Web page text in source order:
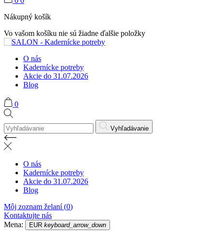
Nákupný košík
Vo vašom košíku nie sú žiadne ďalšie položky
O nás
Kadernícke potreby
Akcie do 31.07.2026
Blog
0
Vyhľadávanie
O nás
Kadernícke potreby
Akcie do 31.07.2026
Blog
Môj zoznam želaní (0)
Kontaktujte nás
Mena:
EUR keyboard_arrow_down